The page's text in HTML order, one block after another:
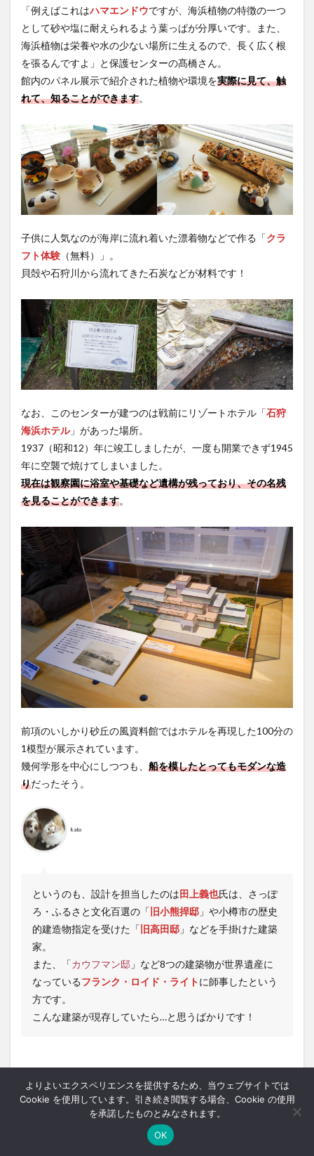
「例えばこれはハマエンドウですが、海浜植物の特徴の一つ
として砂や塩に耐えられるよう葉っぱが分厚いです。また、
海浜植物は栄養や水の少ない場所に生えるので、長く広く根
を張るんですよ」と保護センターの髙橋さん。
館内のパネル展示で紹介された植物や環境を実際に見て、触
れて、知ることができます。
子供に人気なのが海岸に流れ着いた漂着物などで作る「クラ
フト体験 （無料）」。
貝殻や石狩川から流れてきた石炭などが材料です！
なお、このセンターが建つのは戦前にリゾートホテル「石狩
海浜ホテル」があった場所。
1937（昭和12）年に竣工しましたが、一度も開業できず1945
年に空襲で焼けてしまいました。
現在は観察園に浴室や基礎など遺構が残っており、その名残
を見ることができます。
前項のいしかり砂丘の風資料館ではホテルを再現した100分の
1模型が展示されています。
幾何学形を中心にしつつも、 船を模したとってもモダンな造
りだったそう。
kato
というのも、設計を担当したのは田上義也氏は、さっぽ
ろ・ふるさと文化百選の「 旧小熊捍邸 」や小樽市の歴史
的建造物指定を受けた「 旧高田邸 」などを手掛けた建築
家。
また、「カウフマン邸 」など8つの建築物が世界遺産に
なっているフランク・ロイド・ライトに師事したという
方です。
こんな建築が現存していたら…と思うばかりです！
石狩浜海浜植物保護センター
メニュー
よりよいエクスペリエンスを提供するため、当ウェブサイトでは
Cookie を使用しています。引き続き閲覧する場合、Cookie の使用
を承諾したものとみなされます。
OK